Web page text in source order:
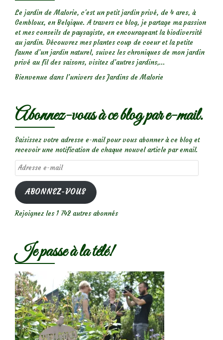
Le jardin de Malorie, c'est un petit jardin privé, de 4 ares, à
Gembloux, en Belgique. A travers ce blog, je partage ma passion
et mes conseils de paysagiste, en encourageant la biodiversité
au jardin. Découvrez mes plantes coup de coeur et la petite
faune d’un jardin naturel, suivez les chroniques de mon jardin
privé au fil des saisons, visitez d’autres jardins,...
Bienvenue dans l’univers des Jardins de Malorie
Abonnez-vous à ce blog par e-mail.
Saisissez votre adresse e-mail pour vous abonner à ce blog et
recevoir une notification de chaque nouvel article par email.
Adresse
e-
mail
ABONNEZ-VOUS
Rejoignez les 1 742 autres abonnés
Je passe à la télé!